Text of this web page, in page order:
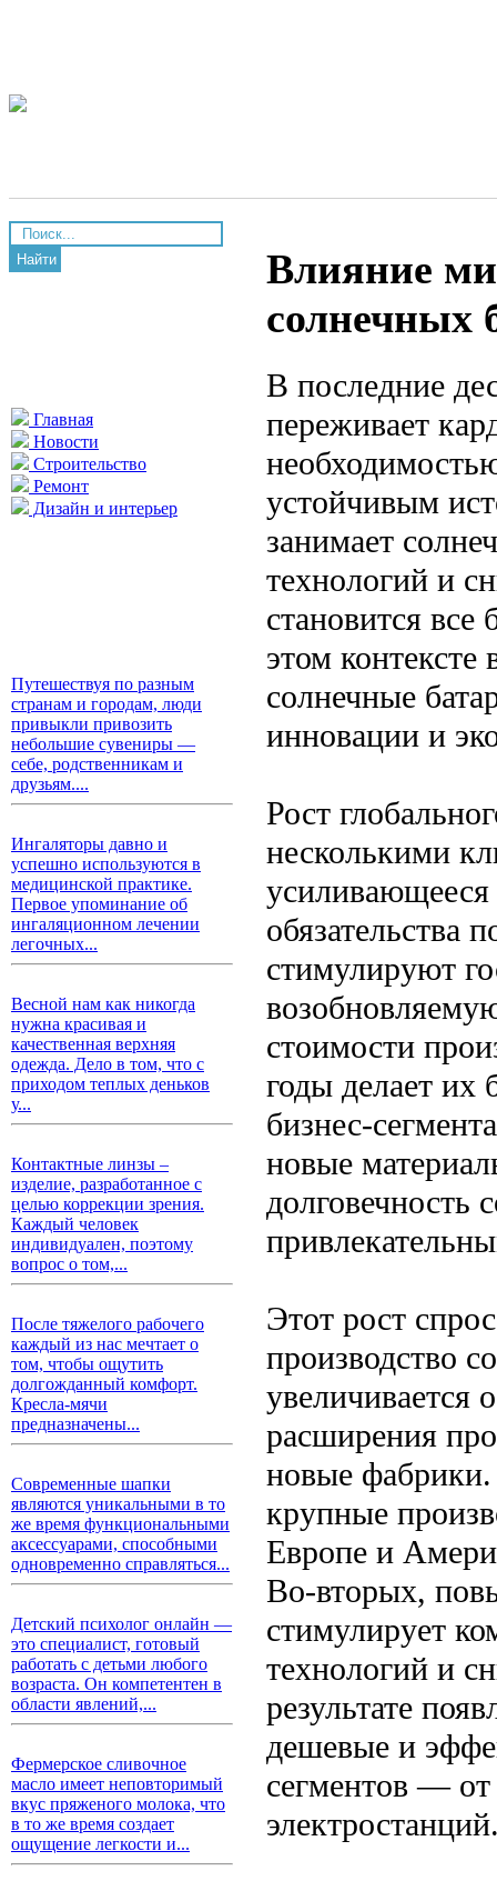
Найти
Главная
Новости
Строительство
Ремонт
Дизайн и интерьер
Путешествуя по разным
странам и городам, люди
привыкли привозить
небольшие сувениры —
себе, родственникам и
друзьям....
Ингаляторы давно и
успешно используются в
медицинской практике.
Первое упоминание об
ингаляционном лечении
легочных...
Весной нам как никогда
нужна красивая и
качественная верхняя
одежда. Дело в том, что с
приходом теплых деньков
у...
Контактные линзы –
изделие, разработанное с
целью коррекции зрения.
Каждый человек
индивидуален, поэтому
вопрос о том,...
После тяжелого рабочего
каждый из нас мечтает о
том, чтобы ощутить
долгожданный комфорт.
Кресла-мячи
предназначены...
Современные шапки
являются уникальными в то
же время функциональными
аксессуарами, способными
одновременно справляться...
Детский психолог онлайн —
это специалист, готовый
работать с детьми любого
возраста. Он компетентен в
области явлений,...
Фермерское сливочное
масло имеет неповторимый
вкус пряженого молока, что
в то же время создает
ощущение легкости и...
Влияние
солнечных
В последние
переживает
устойчивым
занимает
технологий и
становится
этом
солнечные
инновации и
Рост
несколькими
усиливающееся
обязательства
стимулируют
стоимости
годы делает их
бизнес-
новые
долговечность
Этот рост
производство
увеличивается
расширения
новые
крупные
Европе и
Во-вторых,
стимулирует
технологий и
результате
дешевые и
сегментов —